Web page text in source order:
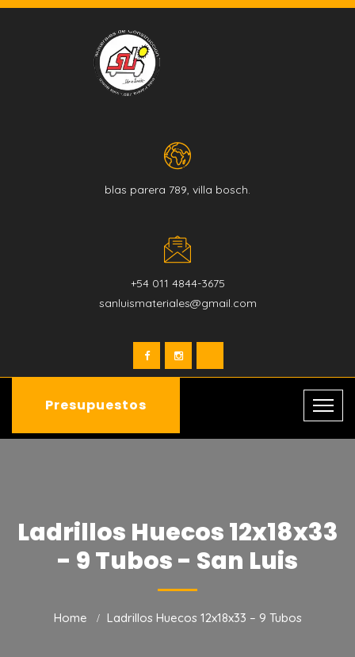
blas parera 789, villa bosch.
+54 011 4844-3675
sanluismateriales@gmail.com
Presupuestos
Ladrillos Huecos 12x18x33
- 9 Tubos - San Luis
Home Ladrillos Huecos 12x18x33 – 9 Tubos